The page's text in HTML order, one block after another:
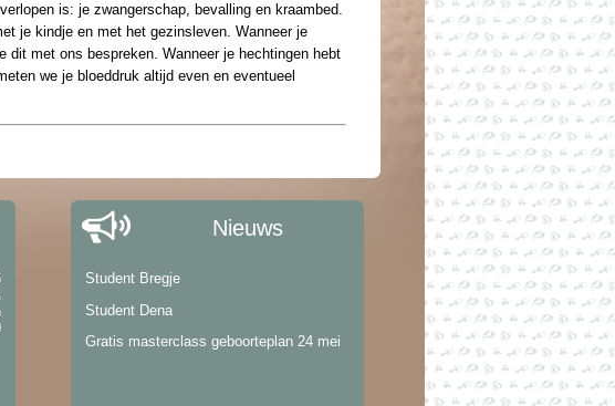
is: je zwangerschap, bevalling en kraambed.
je kindje en met het gezinsleven. Wanneer je
met ons bespreken. Wanneer je hechtingen hebt
we je bloeddruk altijd even en eventueel
Nieuws
Student Bregje
Student Dena
Gratis masterclass geboorteplan 24 mei